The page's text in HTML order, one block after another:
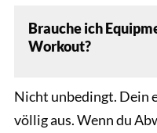
Brauche ich
Workout?
Nicht unbedingt. Dein
völlig aus. Wenn du